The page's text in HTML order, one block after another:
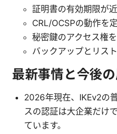
証明書の有効期限が
CRL/OCSPの動作を
秘密鍵のアクセス権
バックアップとリス
最新事情と今後
2026年現在、IKEv2の
スの認証は大企業だけ
ています。